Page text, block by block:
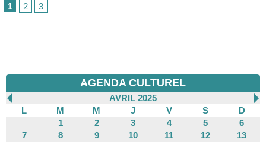
1 2 3
AGENDA CULTUREL
AVRIL 2025
L
M M J V S
D
1
2 3 4 5
6
7
8 9 10 11 12
13